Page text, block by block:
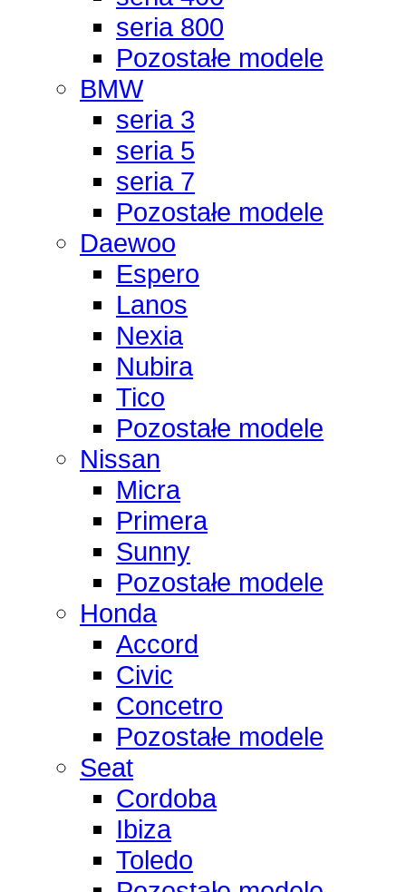
seria 800
Pozostałe modele
BMW
seria 3
seria 5
seria 7
Pozostałe modele
Daewoo
Espero
Lanos
Nexia
Nubira
Tico
Pozostałe modele
Nissan
Micra
Primera
Sunny
Pozostałe modele
Honda
Accord
Civic
Concetro
Pozostałe modele
Seat
Cordoba
Ibiza
Toledo